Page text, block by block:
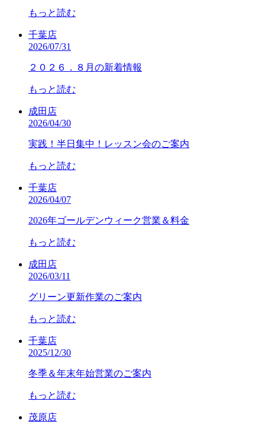
もっと読む
千葉店
2026/07/31
２０２６．８月の新着情報
もっと読む
成田店
2026/04/30
実践！半日集中！レッスン会のご案内
もっと読む
千葉店
2026/04/07
2026年ゴールデンウィーク営業＆料金
もっと読む
成田店
2026/03/11
グリーン更新作業のご案内
もっと読む
千葉店
2025/12/30
冬季＆年末年始営業のご案内
もっと読む
茂原店